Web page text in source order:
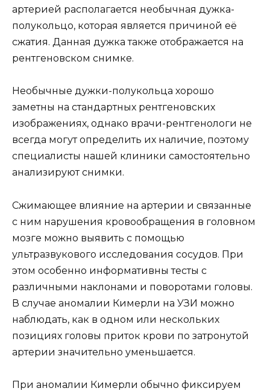
артерией располагается необычная дужка-
полукольцо, которая является причиной её
сжатия. Данная дужка также отображается на
рентгеновском снимке.
Необычные дужки-полукольца хорошо
заметны на стандартных рентгеновских
изображениях, однако врачи-рентгенологи не
всегда могут определить их наличие, поэтому
специалисты нашей клиники самостоятельно
анализируют снимки.
Сжимающее влияние на артерии и связанные
с ним нарушения кровообращения в головном
мозге можно выявить с помощью
ультразвукового исследования сосудов. При
этом особенно информативны тесты с
различными наклонами и поворотами головы.
В случае аномалии Кимерли на УЗИ можно
наблюдать, как в одном или нескольких
позициях головы приток крови по затронутой
артерии значительно уменьшается.
При аномалии Кимерли обычно фиксируем